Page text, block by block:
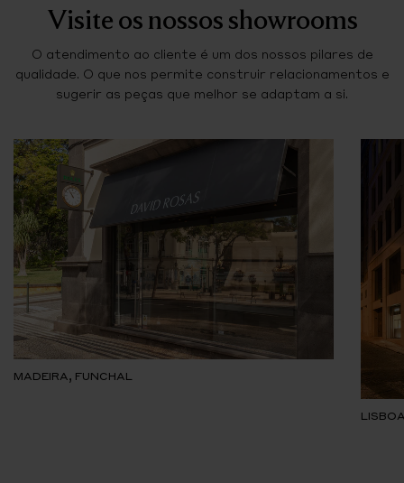
Visite os nossos showrooms
O atendimento ao cliente é um dos nossos pilares de
qualidade. O que nos permite construir relacionamentos e
sugerir as peças que melhor se adaptam a si.
MADEIRA, FUNCHAL